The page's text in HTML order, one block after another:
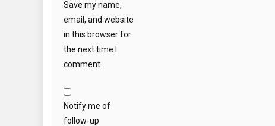
Save my name,
email, and website
in this browser for
the next time I
comment.
Notify me of
follow-up